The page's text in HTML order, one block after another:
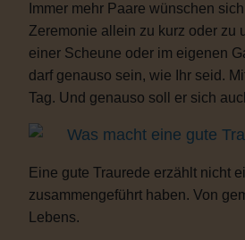
Immer mehr Paare wünschen
Zeremonie allein zu kurz oder zu
einer Scheune oder im eigenen
darf genauso sein, wie Ihr seid.
Tag. Und genauso soll er sich
Was macht eine gute
Eine gute Traurede erzählt nicht
zusammengeführt haben. Von
Lebens.